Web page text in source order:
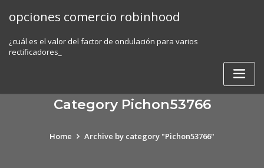
opciones comercio robinhood
¿cuál es el valor del factor de ondulación para varios
rectificadores_
Category Pichon53766
Home Archive by category "Pichon53766"